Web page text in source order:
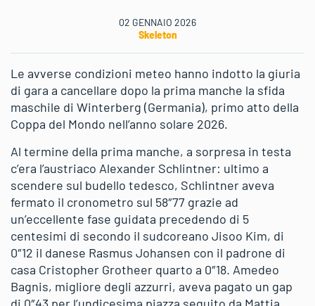
02 GENNAIO 2026
Skeleton
Le avverse condizioni meteo hanno indotto la giuria
di gara a cancellare dopo la prima manche la sfida
maschile di Winterberg (Germania), primo atto della
Coppa del Mondo nell’anno solare 2026.
Al termine della prima manche, a sorpresa in testa
c’era l’austriaco Alexander Schlintner: ultimo a
scendere sul budello tedesco, Schlintner aveva
fermato il cronometro sul 58″77 grazie ad
un’eccellente fase guidata precedendo di 5
centesimi di secondo il sudcoreano Jisoo Kim, di
0″12 il danese Rasmus Johansen con il padrone di
casa Cristopher Grotheer quarto a 0″18. Amedeo
Bagnis, migliore degli azzurri, aveva pagato un gap